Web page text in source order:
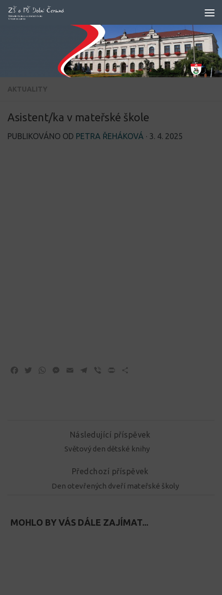
Skip to content
AKTUALITY
Asistent/ka v mateřské škole
PUBLIKOVÁNO OD PETRA ŘEHÁKOVÁ · 3. 4. 2025
Facebook
TwitterWhatsApp
Messenger
Email Telegram
Viber Print
Následující příspěvek
Světový den dětské knihy
Předchozí příspěvek
Den otevřených dveří mateřské školy
MOHLO BY VÁS DÁLE ZAJÍMAT...